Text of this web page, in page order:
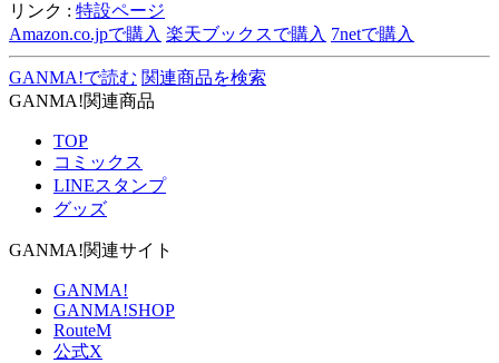
リンク : 特設ページ
Amazon.co.jpで購入 楽天ブックスで購入 7netで購入
GANMA!で読む 関連商品を検索
GANMA!関連商品
TOP
コミックス
LINEスタンプ
グッズ
GANMA!関連サイト
GANMA!
GANMA!SHOP
RouteM
公式X